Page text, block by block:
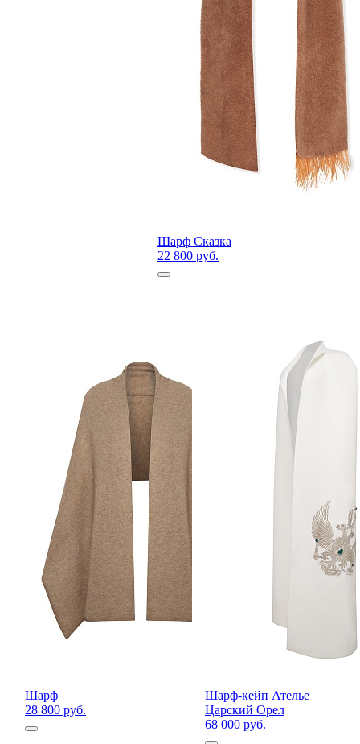
Шарф Сказка
22 800 руб.
Шарф
28 800 руб.
Шарф-кейп Ателье
Царский Орел
68 000 руб.